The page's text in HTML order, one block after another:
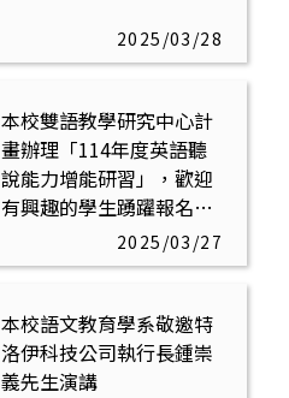
2025/03/28
本校雙語教學研究中心計
畫辦理「114年度英語聽
說能力增能研習」，歡迎
有興趣的學生踴躍報名參
2025/03/27
本校語文教育學系敬邀特
洛伊科技公司執行長鍾崇
義先生演講